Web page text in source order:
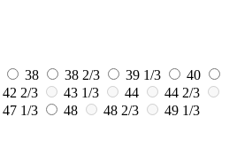
38 38 2/3 39 1/3
40
42 2/3 43 1/3 44
44 2/3
47 1/3 48 48 2/3
49 1/3